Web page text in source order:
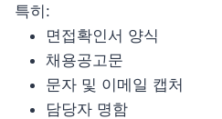
특히:
면접확인서 양식
채용공고문
문자 및 이메일 캡처
담당자 명함